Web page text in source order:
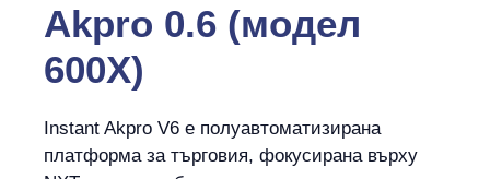
Akpro 0.6 (модел
600X)
Instant Akpro V6 е полуавтоматизирана
платформа за търговия, фокусирана върху